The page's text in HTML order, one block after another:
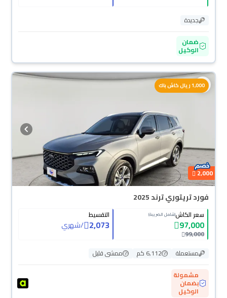
جديدة
ضمان
الوكيل
1,000 ريال كاش باك
محجوزة
2,000
فورد تريتوري ترند 2025
سعر الكاش(شامل الضريبة)
97,000
99,000
التقسيط
2,073
/شهري
مستعملة 6,112 كم
ممشى قليل
مشمولة
بضمان
الوكيل